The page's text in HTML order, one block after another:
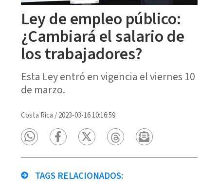
Ley de empleo público:
¿Cambiará el salario de
los trabajadores?
Esta Ley entró en vigencia el viernes 10
de marzo.
Costa Rica /2023-03-16 10:16:59
TAGS RELACIONADOS: